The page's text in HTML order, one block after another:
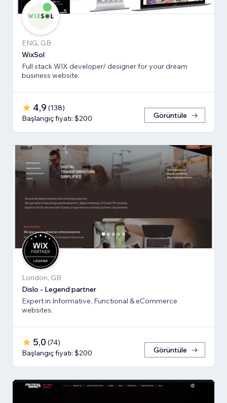
ENG, GB
WixSol
Full stack WIX developer/ designer for your dream
business website.
4,9 (138)
Başlangıç fiyatı: $200
Görüntüle
London, GB
Dislo - Legend partner
Expert in Informative, Functional & eCommerce
websites.
5,0 (74)
Başlangıç fiyatı: $200
Görüntüle